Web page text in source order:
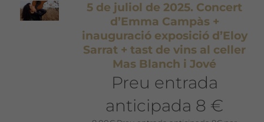
5 de juliol de 2025. Concert
d’Emma Campàs +
inauguració exposició d’Eloy
Sarrat + tast de vins al celler
Mas Blanch i Jové
Preu entrada
anticipada 8 €